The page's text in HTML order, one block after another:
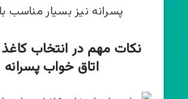
پسرانه نیز بسیار مناسب
نکات مهم در انتخاب کاغذ
اتاق خواب پسرانه